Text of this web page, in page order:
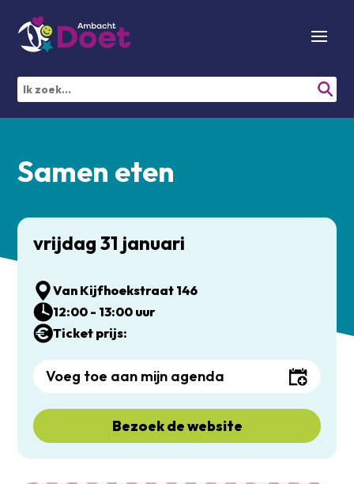
Samen eten
vrijdag 31 januari
Van Kijfhoekstraat 146
12:00 - 13:00 uur
Ticket prijs:
Voeg toe aan mijn agenda
Bezoek de website